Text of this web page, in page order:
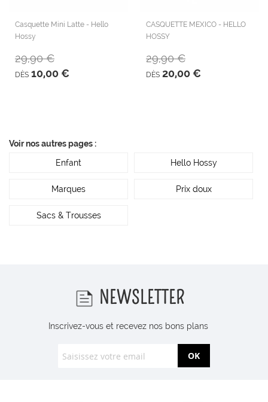
Casquette Mini Latte - Hello
Hossy
DÈS 10,00 €
29,90 €
CASQUETTE MEXICO - HELLO
HOSSY
DÈS 20,00 €
29,90 €
Voir nos autres pages :
Enfant
Hello Hossy
Marques Prix doux
Sacs & Trousses
NEWSLETTER
Inscrivez-vous et recevez nos bons plans
OK